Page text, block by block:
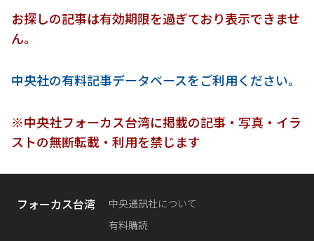
お探しの記事は有効期限を過ぎており表示できませ
ん。
中央社の有料記事データベースをご利用ください。
※中央社フォーカス台湾に掲載の記事・写真・イラ
ストの無断転載・利用を禁じます
フォーカス台湾
中央通訊社について
有料購読